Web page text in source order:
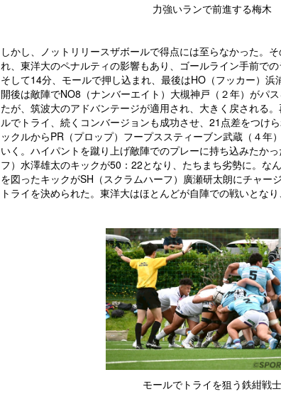
力強いランで前進する梅木
しかし、ノットリリースザボールで得点には至らなかった。
れ、東洋大のペナルティの影響もあり、ゴールライン手前での
そして14分、モールで押し込まれ、最後はHO（フッカー）
開後は敵陣でNO8（ナンバーエイト）大槻神戸（２年）がパ
たが、筑波大のアドバンテージが適用され、大きく戻される
ルでトライ、続くコンバージョンも成功させ、21点差をつけ
ックルからPR（プロップ）フープススティーブン武蔵（４年
いく。ハイパントを蹴り上げ敵陣でのプレーに持ち込みたか
フ）水澤雄太のキックが50：22となり、たちまち劣勢に。な
を図ったキックがSH（スクラムハーフ）廣瀬研太朗にチャー
トライを決められた。東洋大はほとんどが自陣での戦いとな
モールでトライを狙う鉄紺戦士